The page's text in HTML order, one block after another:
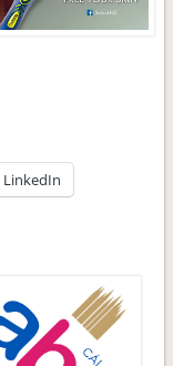
LinkedIn